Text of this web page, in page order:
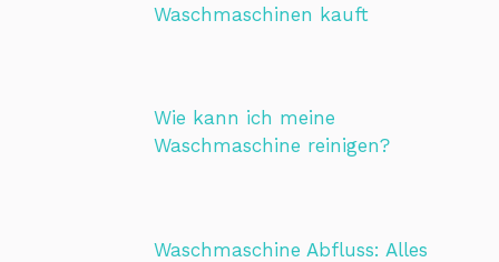
Waschmaschinen kauft
Wie kann ich meine
Waschmaschine reinigen?
Waschmaschine Abfluss: Alles